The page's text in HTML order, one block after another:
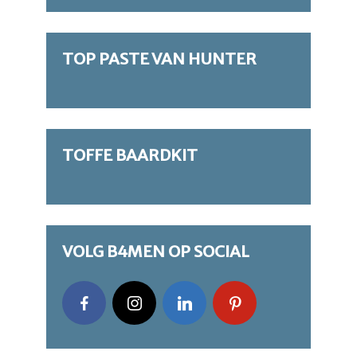
TOP PASTE VAN HUNTER
TOFFE BAARDKIT
VOLG B4MEN OP SOCIAL